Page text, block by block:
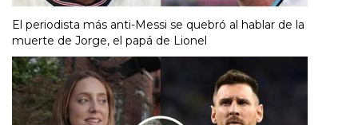
El periodista más anti-Messi se quebró al hablar de la
muerte de Jorge, el papá de Lionel